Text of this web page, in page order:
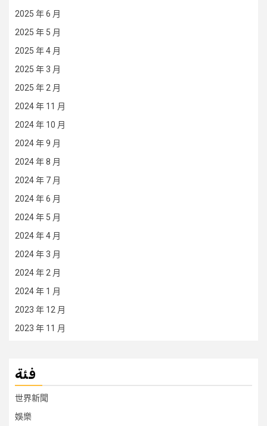
2025 年 6 月
2025 年 5 月
2025 年 4 月
2025 年 3 月
2025 年 2 月
2024 年 11 月
2024 年 10 月
2024 年 9 月
2024 年 8 月
2024 年 7 月
2024 年 6 月
2024 年 5 月
2024 年 4 月
2024 年 3 月
2024 年 2 月
2024 年 1 月
2023 年 12 月
2023 年 11 月
فئة
世界新聞
娛樂